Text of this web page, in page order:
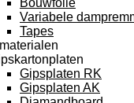
Bouwfolie
Variabele
Tapes
Gipsplaten RK
Gipsplaten AK